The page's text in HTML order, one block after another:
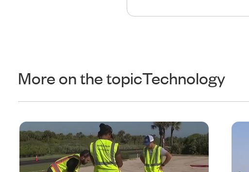
More on the topicTechnology
Technology